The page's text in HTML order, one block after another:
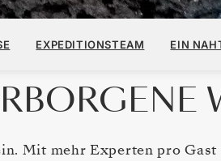
EXPEDITIONSTEAM EIN
Mit mehr Experten pro